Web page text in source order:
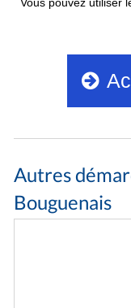
Autres
Bouguenais